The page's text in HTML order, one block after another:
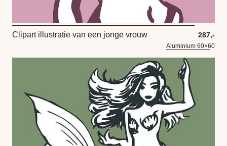
Clipart illustratie van een jonge vrouw 287,-
Aluminium 60×60